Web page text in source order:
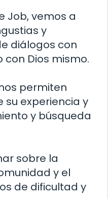
Job, vemos a
y
diálogos con
con Dios mismo.
permiten
experiencia y
y búsqueda
sobre la
y el
de dificultad y